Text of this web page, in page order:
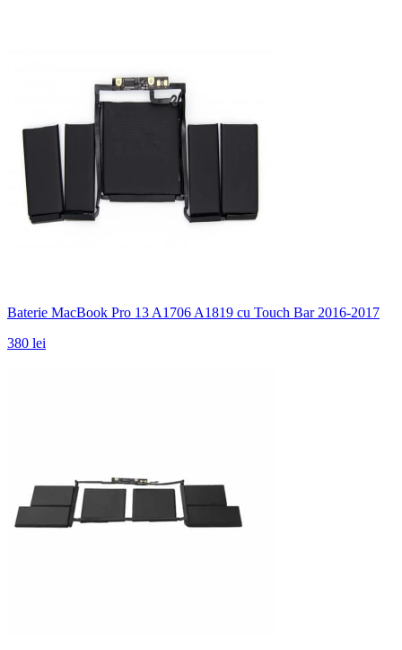
Baterie MacBook Pro 13 A1706 A1819 cu Touch Bar 2016-2017
380 lei